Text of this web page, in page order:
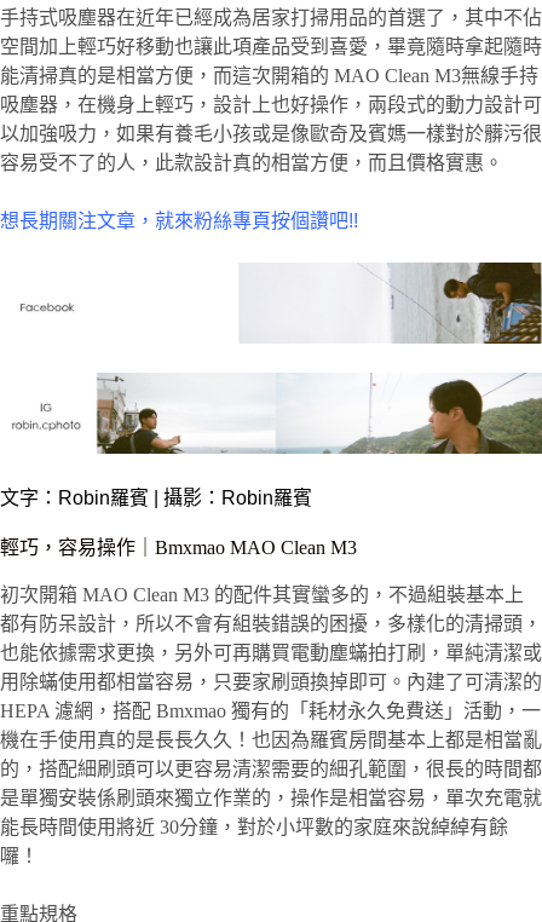
手持式吸塵器在近年已經成為居家打掃用品的首選了，其中不佔
空間加上輕巧好移動也讓此項產品受到喜愛，畢竟隨時拿起隨時
能清掃真的是相當方便，而這次開箱的 MAO Clean M3無線手持
吸塵器，在機身上輕巧，設計上也好操作，兩段式的動力設計可
以加強吸力，如果有養毛小孩或是像歐奇及賓媽一樣對於髒污很
容易受不了的人，此款設計真的相當方便，而且價格實惠。
想長期關注文章，就來粉絲專頁按個讚吧!!
文字： Robin羅賓 | 攝影：Robin羅賓
輕巧，容易操作｜Bmxmao MAO Clean M3
初次開箱 MAO Clean M3 的配件其實蠻多的，不過組裝基本上
都有防呆設計，所以不會有組裝錯誤的困擾，多樣化的清掃頭，
也能依據需求更換，另外可再購買電動塵蟎拍打刷，單純清潔或
用除蟎使用都相當容易，只要家刷頭換掉即可。內建了可清潔的
HEPA 濾網，搭配 Bmxmao 獨有的「耗材永久免費送」活動，一
機在手使用真的是長長久久！也因為羅賓房間基本上都是相當亂
的，搭配細刷頭可以更容易清潔需要的細孔範圍，很長的時間都
是單獨安裝係刷頭來獨立作業的，操作是相當容易，單次充電就
能長時間使用將近 30分鐘，對於小坪數的家庭來說綽綽有餘
囉！
重點規格